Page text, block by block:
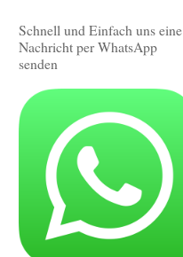
Schnell und Einfach uns eine
Nachricht per WhatsApp
senden